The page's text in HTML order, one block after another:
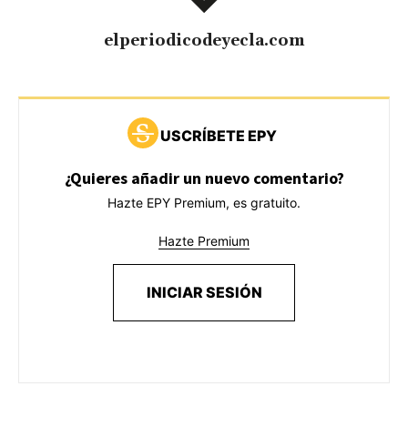
elperiodicodeyecla.com
USCRÍBETE EPY
¿Quieres añadir un nuevo comentario?
Hazte EPY Premium, es gratuito.
Hazte Premium
INICIAR SESIÓN